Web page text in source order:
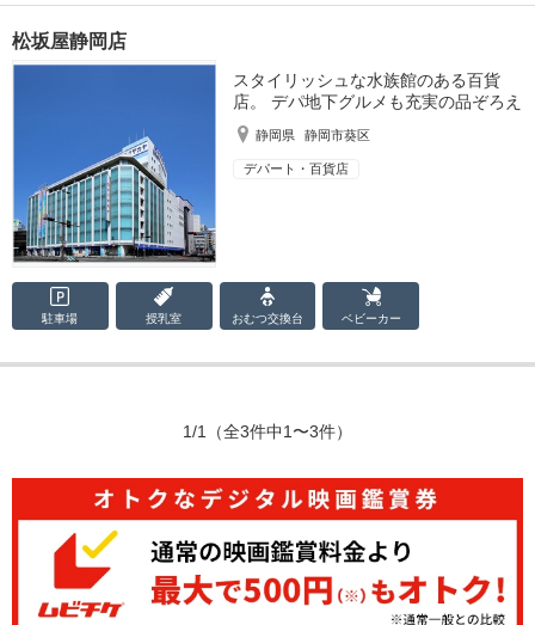
松坂屋静岡店
スタイリッシュな水族館のある百貨
店。 デパ地下グルメも充実の品ぞろえ
静岡県 静岡市葵区
デパート・百貨店
駐車場 授乳室 おむつ交換台 ベビーカー
1/1 （全3件中1〜3件）